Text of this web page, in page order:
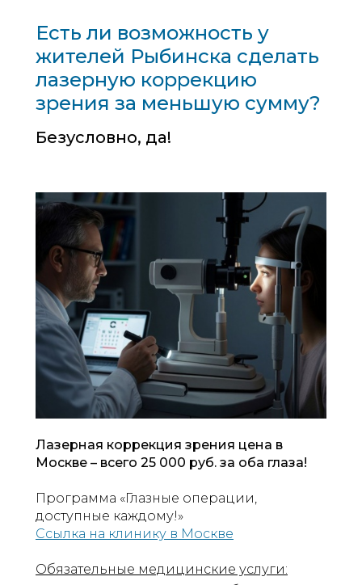
Есть ли возможность у
жителей Рыбинска сделать
лазерную коррекцию
зрения за меньшую сумму?
Безусловно, да!
Лазерная коррекция зрения цена в
Москве – всего 25 000 руб. за оба глаза!
Программа «Глазные операции,
доступные каждому!»
Ссылка на клинику в Москве
Обязательные медицинские услуги: